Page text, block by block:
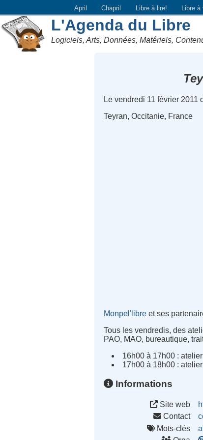
April Chapril Libre à lire! Libre
L'Agenda du Libre
Logiciels, Arts, Données, Matériels,
Le vendredi 11 février 2011
Teyran, Occitanie, France
Monpel'libre et ses
Tous les vendredis, des
PAO, MAO, bureautique,
16h00 à 17h00 :
17h00 à 18h00 :
Informations
Site web
Contact
Mots-clés